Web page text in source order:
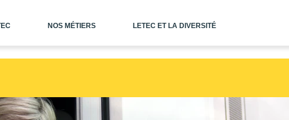
NOS MÉTIERS LETEC ET LA DIVERSITÉ